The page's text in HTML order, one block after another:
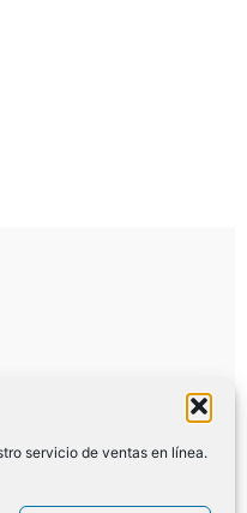
servicio de ventas en línea.